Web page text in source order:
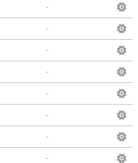
-
-
-
-
-
-
-
-